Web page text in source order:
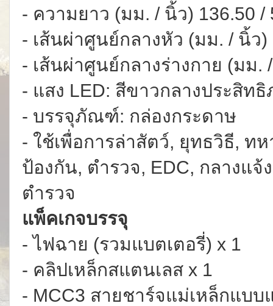
- ความยาว (มม. / นิ้ว) 136.50 /
- เส้นผ่าศูนย์กลางหัว (มม. / นิ้ว)
- เส้นผ่าศูนย์กลางร่างกาย (มม.
- แสง LED: สีขาวกลางประสิทธิ
- บรรจุภัณฑ์: กล่องกระดาษ
- ใช้เพื่อการล่าสัตว์, ยุทธวิธี, ท
ป้องกัน, ตำรวจ, EDC, กลางแ
ตำรวจ
แพ็คเกจบรรจุ
- ไฟฉาย (รวมแบตเตอรี่) x 1
- คลิปเหล็กสแตนเลส x 1
- MCC3 สายชาร์จแม่เหล็กแบบ